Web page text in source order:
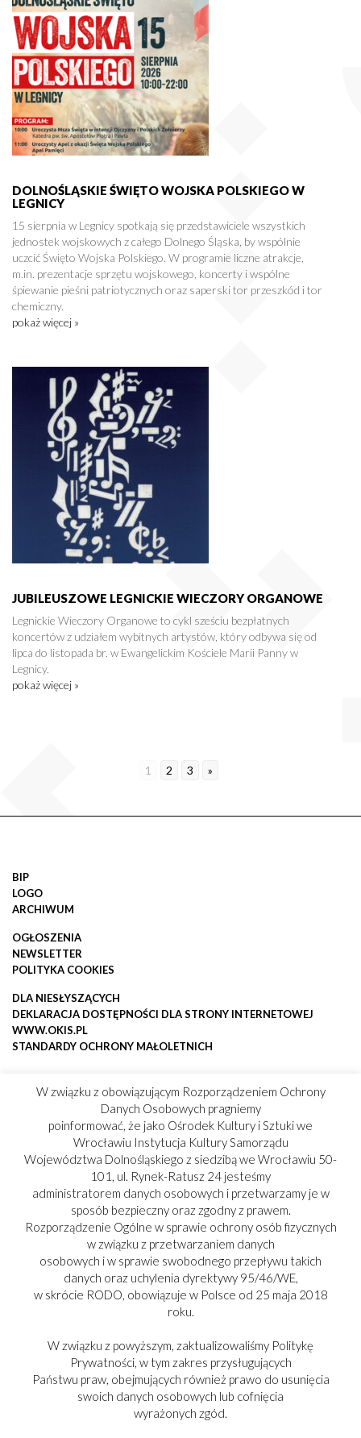
DOLNOŚLĄSKIE ŚWIĘTO WOJSKA POLSKIEGO W
LEGNICY
15 sierpnia w Legnicy spotkają się przedstawiciele wszystkich
jednostek wojskowych z całego Dolnego Śląska, by wspólnie
uczcić Święto Wojska Polskiego. W programie liczne atrakcje,
m.in. prezentacje sprzętu wojskowego, koncerty i wspólne
śpiewanie pieśni patriotycznych oraz saperski tor przeszkód i tor
chemiczny.
pokaż więcej »
JUBILEUSZOWE LEGNICKIE WIECZORY ORGANOWE
Legnickie Wieczory Organowe to cykl sześciu bezpłatnych
koncertów z udziałem wybitnych artystów, który odbywa się od
lipca do listopada br. w Ewangelickim Kościele Marii Panny w
Legnicy.
pokaż więcej »
1 2 3 »
BIP
LOGO
ARCHIWUM
OGŁOSZENIA
NEWSLETTER
POLITYKA COOKIES
DLA NIESŁYSZĄCYCH
DEKLARACJA DOSTĘPNOŚCI DLA STRONY INTERNETOWEJ
WWW.OKIS.PL
STANDARDY OCHRONY MAŁOLETNICH
W związku z obowiązującym Rozporządzeniem Ochrony
Danych Osobowych pragniemy
poinformować, że jako Ośrodek Kultury i Sztuki we
Wrocławiu Instytucja Kultury Samorządu
Województwa Dolnośląskiego z siedzibą we Wrocławiu 50-
101, ul. Rynek-Ratusz 24 jesteśmy
administratorem danych osobowych i przetwarzamy je w
sposób bezpieczny oraz zgodny z prawem.
Rozporządzenie Ogólne w sprawie ochrony osób fizycznych
w związku z przetwarzaniem danych
osobowych i w sprawie swobodnego przepływu takich
danych oraz uchylenia dyrektywy 95/46/WE,
w skrócie RODO, obowiązuje w Polsce od 25 maja 2018
roku.
W związku z powyższym, zaktualizowaliśmy Politykę
Prywatności, w tym zakres przysługujących
Państwu praw, obejmujących również prawo do usunięcia
swoich danych osobowych lub cofnięcia
wyrażonych zgód.